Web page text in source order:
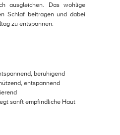
ausgleichen. Das wohlige
Schlaf beitragen und dabei
zu entspannen.
beruhigend
entspannend
sanft empfindliche Haut